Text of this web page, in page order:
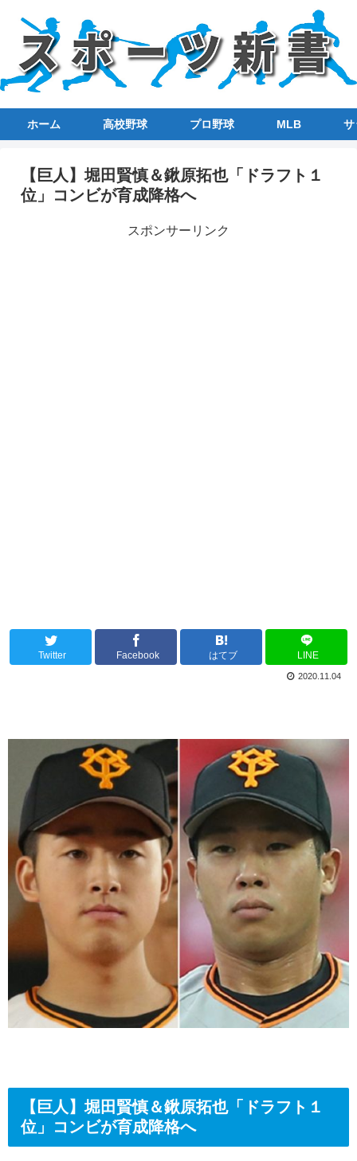
ホーム 高校野球 プロ野球 MLB サ
【巨人】堀田賢慎＆鍬原拓也「ドラフト１
位」コンビが育成降格へ
スポンサーリンク
Twitter Facebook はてブ LINE
2020.11.04
【巨人】堀田賢慎＆鍬原拓也「ドラフト１
位」コンビが育成降格へ